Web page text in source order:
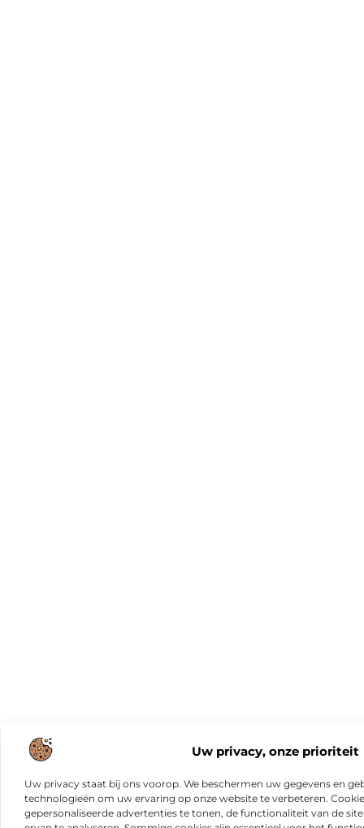
Uw privacy, onze prioriteit
Uw privacy staat bij ons voorop. We beschermen uw gegevens en
technologieën om uw ervaring op onze website te verbeteren.
gepersonaliseerde advertenties te tonen, de functionaliteit van de